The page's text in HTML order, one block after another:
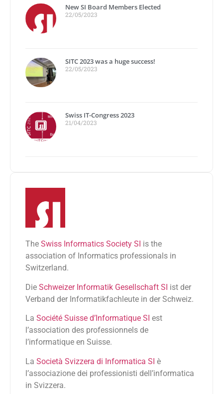
New SI Board Members Elected
22/05/2023
SITC 2023 was a huge success!
22/05/2023
Swiss IT-Congress 2023
21/04/2023
The Swiss Informatics Society SI is the
association of Informatics professionals in
Switzerland.
Die Schweizer Informatik Gesellschaft SI ist der
Verband der Informatikfachleute in der Schweiz.
La Société Suisse d’Informatique SI est
l’association des professionnels de
l’informatique en Suisse.
La Società Svizzera di Informatica SI è
l’associazione dei professionisti dell’informatica
in Svizzera.